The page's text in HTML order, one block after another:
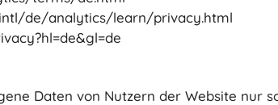
de/analytics/learn/privacy.html
Daten von Nutzern der Website nur